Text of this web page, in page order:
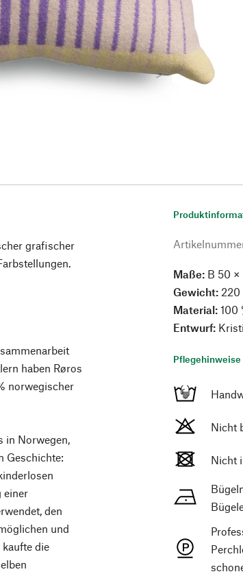
grafischer
haben Røros
norwegischer
in Norwegen,
Geschichte:
einer
den
und
die
Maße: B 50 ×
Gewicht: 220
Material: 100
Entwurf:
Pflegehinweise
Nicht
Nicht